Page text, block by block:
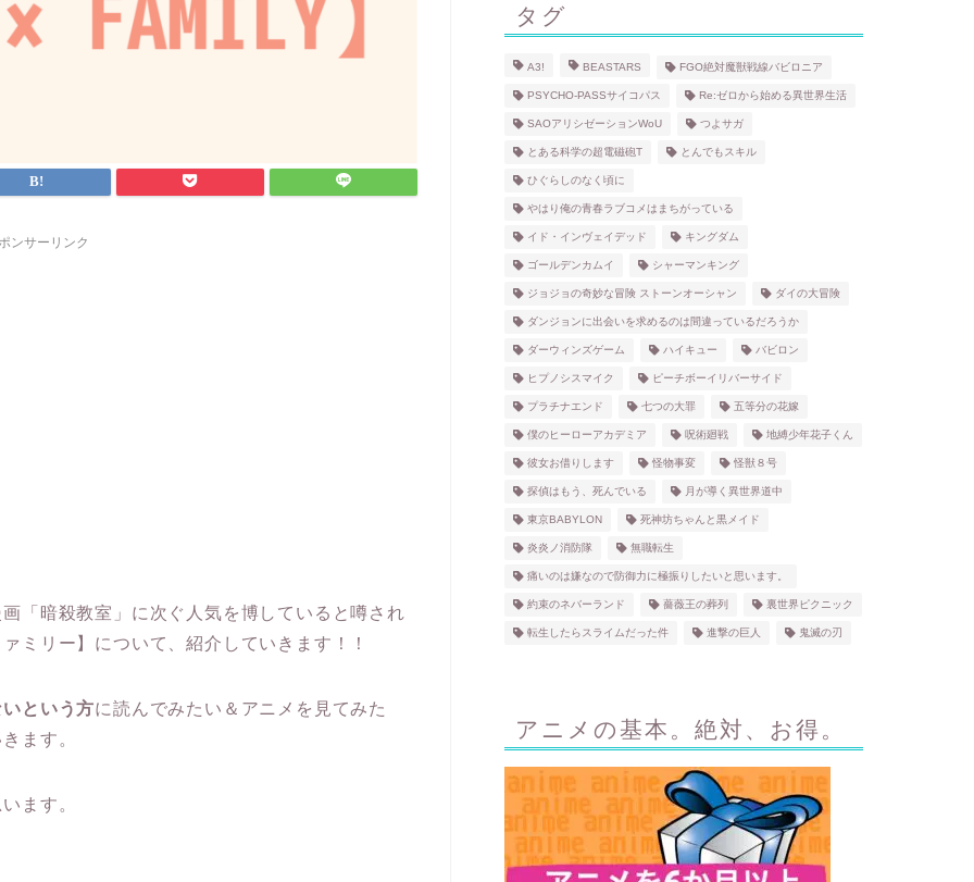
ンサーリンク
「暗殺教室」に次ぐ人気を博していると噂され
ミリー】について、紹介していきます！！
という方に読んでみたい＆アニメを見てみた
ます。
ます。
タグ
A3! BEASTARS FGO絶対魔獣戦線バビロニア
PSYCHO-PASSサイコパス Re:ゼロから始める異世界生活
SAOアリシゼーションWoU つよサガ
とある科学の超電磁砲T とんでもスキル
ひぐらしのなく頃に
やはり俺の青春ラブコメはまちがっている
イド・インヴェイデッド キングダム
ゴールデンカムイ シャーマンキング
ジョジョの奇妙な冒険 ストーンオーシャン ダイの大冒険
ダンジョンに出会いを求めるのは間違っているだろうか
ダーウィンズゲーム ハイキュー バビロン
ヒプノシスマイク ピーチボーイリバーサイド
プラチナエンド 七つの大罪 五等分の花嫁
僕のヒーローアカデミア 呪術廻戦 地縛少年花子くん
彼女お借りします 怪物事変 怪獣８号
探偵はもう、死んでいる 月が導く異世界道中
東京BABYLON 死神坊ちゃんと黒メイド
炎炎ノ消防隊 無職転生
痛いのは嫌なので防御力に極振りしたいと思います。
約束のネバーランド 薔薇王の葬列 裏世界ピクニック
転生したらスライムだった件 進撃の巨人 鬼滅の刃
アニメの基本。絶対、お得。